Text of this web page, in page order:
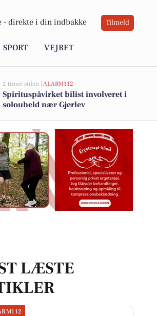
- direkte i din indbakke Tilmeld
SPORT VEJRET
2 timer siden | ALARM112
Spirituspåvirket bilist involveret i
solouheld nær Gjerlev
LÆSTE